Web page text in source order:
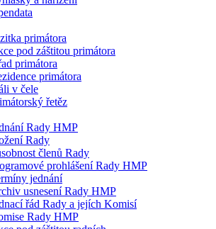
primátora
pod záštitou primátora
primátora
primátora
v čele
řetěz
Rady HMP
Rady
členů Rady
prohlášení Rady HMP
jednání
usnesení Rady HMP
řád Rady a jejích Komisí
Rady HMP